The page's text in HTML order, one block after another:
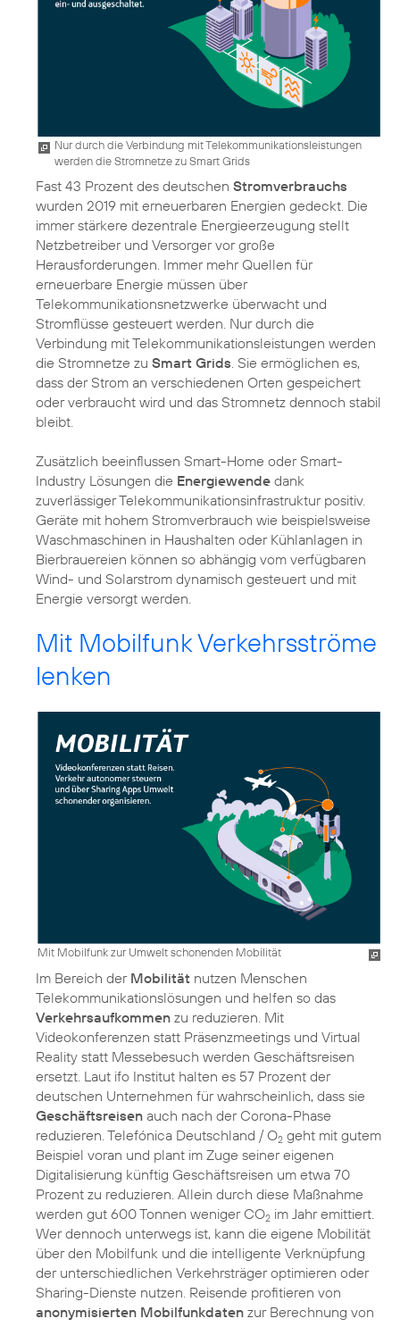
Nur durch die Verbindung mit Telekommunikationsleistungen
werden die Stromnetze zu Smart Grids
Fast 43 Prozent des deutschen Stromverbrauchs
wurden 2019 mit erneuerbaren Energien gedeckt. Die
immer stärkere dezentrale Energieerzeugung stellt
Netzbetreiber und Versorger vor große
Herausforderungen. Immer mehr Quellen für
erneuerbare Energie müssen über
Telekommunikationsnetzwerke überwacht und
Stromflüsse gesteuert werden. Nur durch die
Verbindung mit Telekommunikationsleistungen werden
die Stromnetze zu Smart Grids . Sie ermöglichen es,
dass der Strom an verschiedenen Orten gespeichert
oder verbraucht wird und das Stromnetz dennoch stabil
bleibt.
Zusätzlich beeinflussen Smart-Home oder Smart-
Industry Lösungen die Energiewende dank
zuverlässiger Telekommunikationsinfrastruktur positiv.
Geräte mit hohem Stromverbrauch wie beispielsweise
Waschmaschinen in Haushalten oder Kühlanlagen in
Bierbrauereien können so abhängig vom verfügbaren
Wind- und Solarstrom dynamisch gesteuert und mit
Energie versorgt werden.
Mit Mobilfunk Verkehrsströme
lenken
Mit Mobilfunk zur Umwelt schonenden Mobilität
Im Bereich derMobilität nutzen Menschen
Telekommunikationslösungen und helfen so das
Verkehrsaufkommen zu reduzieren. Mit
Videokonferenzen statt Präsenzmeetings und Virtual
Reality statt Messebesuch werden Geschäftsreisen
ersetzt. Laut ifo Institut halten es 57 Prozent der
deutschen Unternehmen für wahrscheinlich, dass sie
Geschäftsreisen auch nach der Corona-Phase
reduzieren. Telefónica Deutschland / O2 geht mit gutem
Beispiel voran und plant im Zuge seiner eigenen
Digitalisierung künftig Geschäftsreisen um etwa 70
Prozent zu reduzieren. Allein durch diese Maßnahme
werden gut 600 Tonnen weniger CO2 im Jahr emittiert.
Wer dennoch unterwegs ist, kann die eigene Mobilität
über den Mobilfunk und die intelligente Verknüpfung
der unterschiedlichen Verkehrsträger optimieren oder
Sharing-Dienste nutzen. Reisende profitieren von
anonymisierten Mobilfunkdaten zur Berechnung von